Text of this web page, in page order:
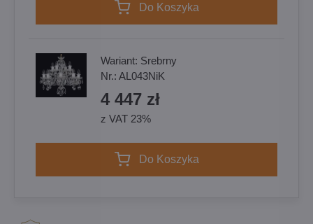
Do Koszyka
Wariant: Srebrny
Nr.: AL043NiK
4 447 zł
z VAT 23%
Do Koszyka